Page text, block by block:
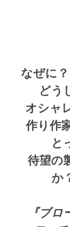
なぜに
どう
オシャ
作り作
と
待望の
か
『ブ